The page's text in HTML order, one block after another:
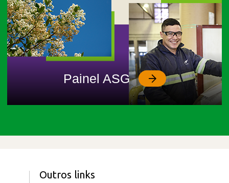
Painel ASG
Outros links